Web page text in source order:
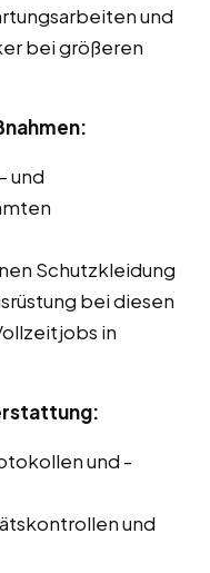
und
bei größeren
und
Schutzkleidung
bei diesen
in
und -
und